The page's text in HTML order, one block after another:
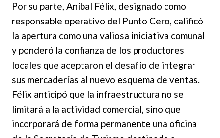
Por su parte, Aníbal Félix, designado como
responsable operativo del Punto Cero, calificó
la apertura como una valiosa iniciativa comunal
y ponderó la confianza de los productores
locales que aceptaron el desafío de integrar
sus mercaderías al nuevo esquema de ventas.
Félix anticipó que la infraestructura no se
limitará a la actividad comercial, sino que
incorporará de forma permanente una oficina